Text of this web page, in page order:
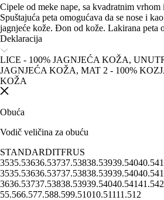
Cipele od meke nape, sa kvadratnim
Spuštajuća peta omogućava da se nose i
jagnjeće kože. Đon od kože. Lakirana peta
Deklaracija
LICE - 100% JAGNJEĆA KOŽA,
JAGNJEĆA KOŽA, MAT 2 - 100%
KOŽA
Obuća
Vodič veličina za obuću
STANDARDITFRUS
3535.53636.53737.53838.53939.54040.541
3535.53636.53737.53838.53939.54040.541
3636.53737.53838.53939.54040.54141.542
55.566.577.588.599.51010.51111.512